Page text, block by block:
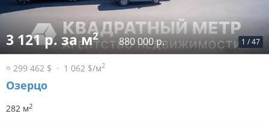
1 /47
3 121 р. за м2 880 000 р.
≈ 299 462 $ 1 062 $/м2
Озерцо
282 м2